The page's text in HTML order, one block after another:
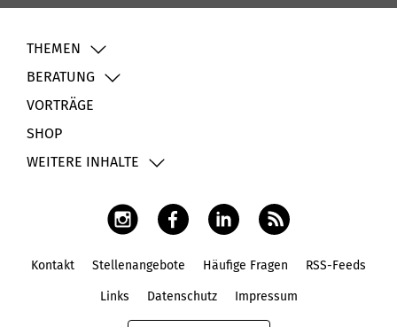
THEMEN
BERATUNG
VORTRÄGE
SHOP
WEITERE INHALTE
Kontakt Stellenangebote Häufige Fragen RSS-Feeds
Links Datenschutz Impressum